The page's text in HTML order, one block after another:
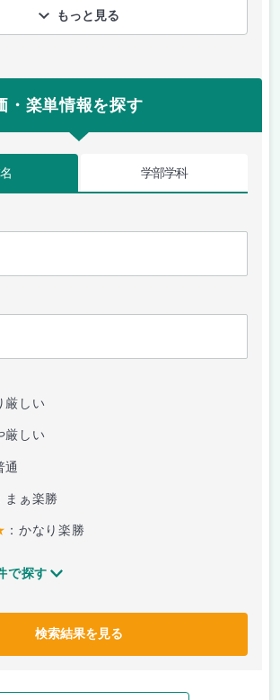
もっと見る
・楽単情報を探す
学部学科
厳しい
厳しい
通
まぁ楽勝
：かなり楽勝
で探す
検索結果を見る